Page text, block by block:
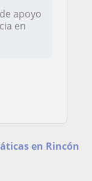
apoyo
en
en Rincón